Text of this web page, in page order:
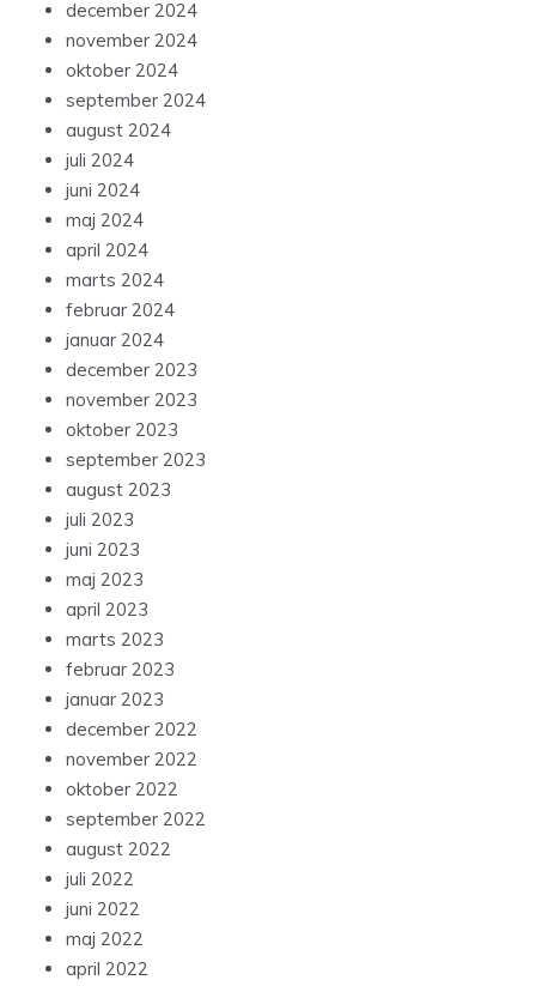
december 2024
november 2024
oktober 2024
september 2024
august 2024
juli 2024
juni 2024
maj 2024
april 2024
marts 2024
februar 2024
januar 2024
december 2023
november 2023
oktober 2023
september 2023
august 2023
juli 2023
juni 2023
maj 2023
april 2023
marts 2023
februar 2023
januar 2023
december 2022
november 2022
oktober 2022
september 2022
august 2022
juli 2022
juni 2022
maj 2022
april 2022